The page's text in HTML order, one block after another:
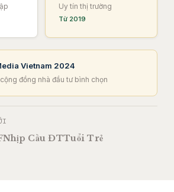
Uy tín thị trường
Từ 2019
Vietnam 2024
đồng nhà đầu tư bình chọn
Nhịp Cầu ĐTTuổi Trẻ